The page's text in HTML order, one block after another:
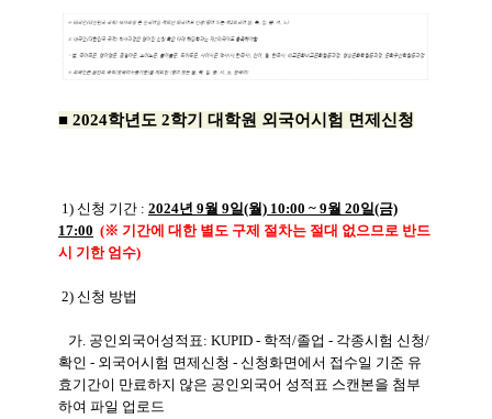
■ 2024학년도 2학기 대학원 외국어시험 면제신청
1) 신청 기간 : 2024년 9월 9일(월) 10:00 ~ 9월 20일(금)
17:00 (※ 기간에 대한 별도 구제 절차는 절대 없으므로 반드
시 기한 엄수)
2) 신청 방법
가. 공인외국어성적표: KUPID - 학적/졸업 - 각종시험 신청/
확인 - 외국어시험 면제신청 - 신청화면에서 접수일 기준 유
효기간이 만료하지 않은 공인외국어 성적표 스캔본을 첨부
하여 파일 업로드